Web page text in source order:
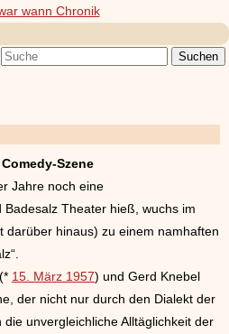
Szene
Jahre noch eine
Theater hieß, wuchs im
darüber hinaus) zu einem namhaften
15. März 1957) und Gerd Knebel
der nicht nur durch den Dialekt der
unvergleichliche Alltäglichkeit der